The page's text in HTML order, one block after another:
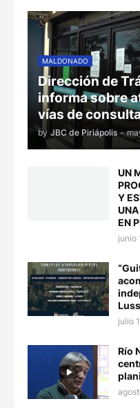
MALDONADO
Dirección de
informa sobre
vías de
by JBC de Piriápolis -
UN
Y
EN
junio
julio
Río